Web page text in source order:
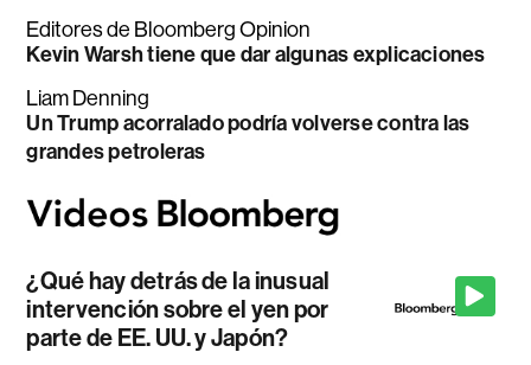
Editores de Bloomberg Opinion
Kevin Warsh tiene que dar algunas explicaciones
Liam Denning
Un Trump acorralado podría volverse contra las
grandes petroleras
¿Qué hay detrás de la inusual
intervención sobre el yen por
parte de EE. UU. y Japón?